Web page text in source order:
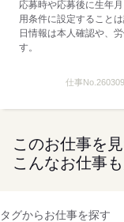
応募時や応募後に生年
用条件に設定すること
日情報は本人確認や、
す。
仕事No.
このお仕事を
こんなお仕事
タグからお仕事を探す